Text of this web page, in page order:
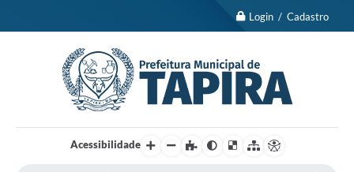
Login / Cadastro
Acessibilidade